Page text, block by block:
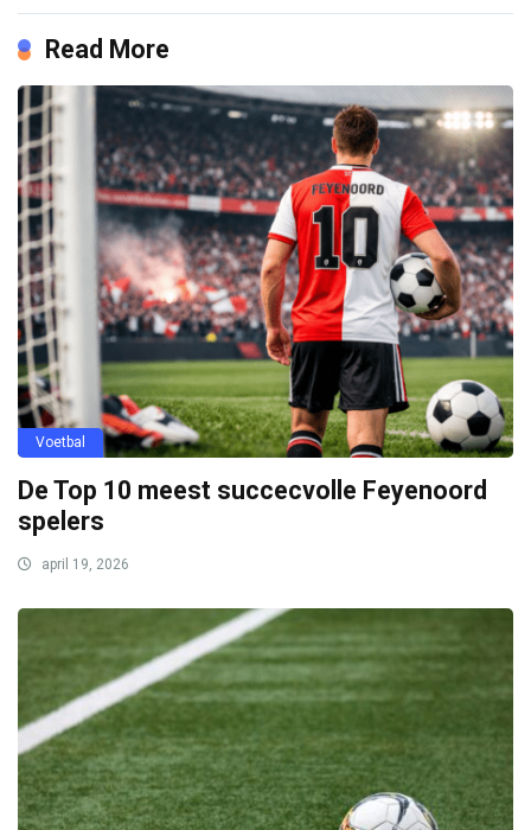
Read More
Voetbal
De Top 10 meest succecvolle Feyenoord
spelers
april 19, 2026